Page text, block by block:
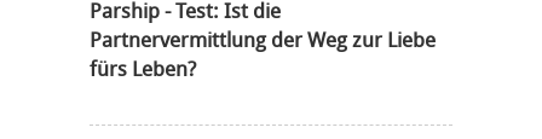
Parship - Test: Ist die
Partnervermittlung der Weg zur Liebe
fürs Leben?